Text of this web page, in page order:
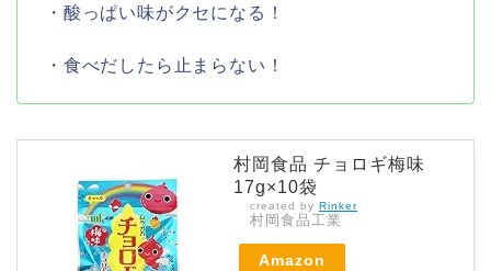
・酸っぱい味がクセになる！
・食べだしたら止まらない！
村岡食品 チョロギ梅味
17g×10袋
created by Rinker
村岡食品工業
Amazon